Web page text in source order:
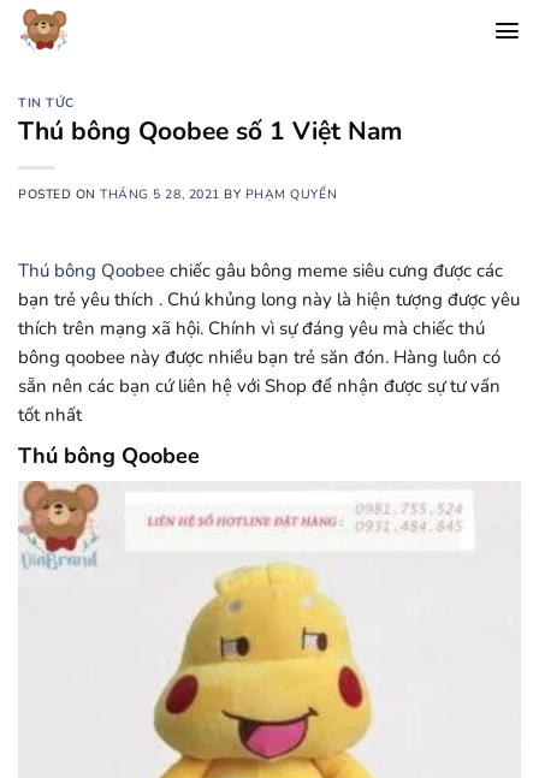
Chuyển
đến
dungTIN TỨC
Thú bông Qoobee số 1 Việt Nam
POSTED ONTHÁNG 5 28, 2021 BY PHẠM QUYẾN
Thú bông Qoobee chiếc gâu bông meme siêu cưng được các
bạn trẻ yêu thích . Chú khủng long này là hiện tượng được yêu
thích trên mạng xã hội. Chính vì sự đáng yêu mà chiếc thú
bông qoobee này được nhiều bạn trẻ săn đón. Hàng luôn có
sẵn nên các bạn cứ liên hệ với Shop để nhận được sự tư vấn
tốt nhất
Thú bông Qoobee